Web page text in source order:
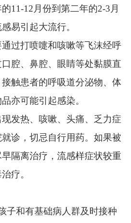
集或密闭空间的场所还
手卫生。
样症状患者等。
责任编辑：周俊杰